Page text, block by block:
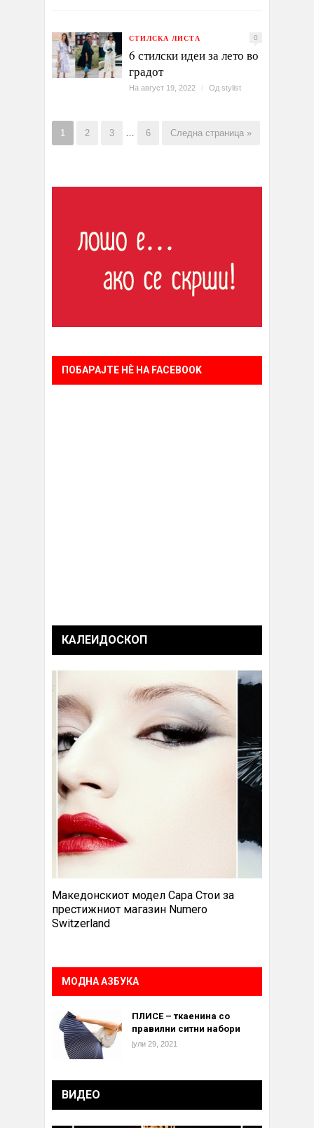
СТИЛСКА ЛИСТА 0
6 стилски идеи за лето во
градот
На август 19, 2022 / Од stylist
1 2 3 … 6 Следна страница »
ПОБАРАЈТЕ НÈ НА FACEBOOK
КАЛЕИДОСКОП
Македонскиот модел Сара Стои за
престижниот магазин Numero
Switzerland
МОДНА АЗБУКА
ПЛИСЕ – ткаенина со
правилни ситни набори
јули 29, 2021
ВИДЕО